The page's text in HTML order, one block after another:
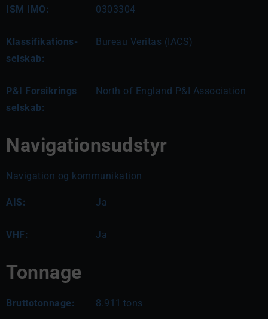
ISM IMO: 0303304
Klassifikations-
selskab:
Bureau Veritas (IACS)
P&I Forsikrings
selskab:
North of England P&I Association
Navigationsudstyr
Navigation og kommunikation
AIS: Ja
VHF: Ja
Tonnage
Bruttotonnage: 8.911 tons